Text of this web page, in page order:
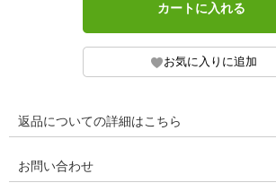
返品についての詳細はこちら
お問い合わせ